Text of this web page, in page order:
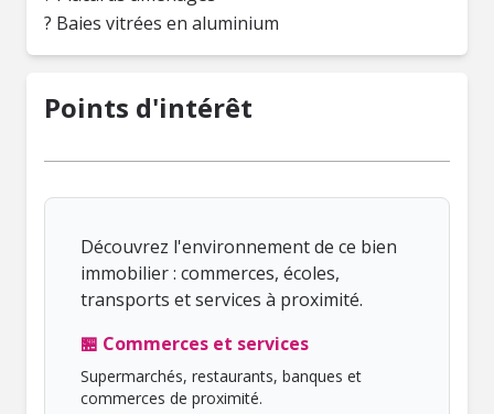
? Baies vitrées en aluminium
Points d'intérêt
Découvrez l'environnement de ce bien
immobilier : commerces, écoles,
transports et services à proximité.
🏪 Commerces et services
Supermarchés, restaurants, banques et
commerces de proximité.